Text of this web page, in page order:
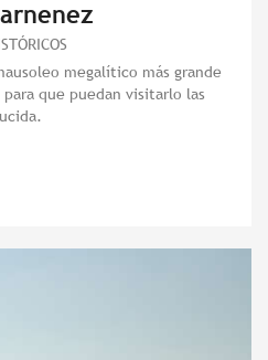
megalítico más grande
que puedan visitarlo las